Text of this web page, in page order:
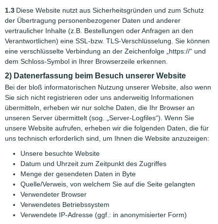
1.3 Diese Website nutzt aus Sicherheitsgründen und zum Schutz
der Übertragung personenbezogener Daten und anderer
vertraulicher Inhalte (z.B. Bestellungen oder Anfragen an den
Verantwortlichen) eine SSL-bzw. TLS-Verschlüsselung. Sie können
eine verschlüsselte Verbindung an der Zeichenfolge „https://“ und
dem Schloss-Symbol in Ihrer Browserzeile erkennen.
2) Datenerfassung beim Besuch unserer Website
Bei der bloß informatorischen Nutzung unserer Website, also wenn
Sie sich nicht registrieren oder uns anderweitig Informationen
übermitteln, erheben wir nur solche Daten, die Ihr Browser an
unseren Server übermittelt (sog. „Server-Logfiles“). Wenn Sie
unsere Website aufrufen, erheben wir die folgenden Daten, die für
uns technisch erforderlich sind, um Ihnen die Website anzuzeigen:
Unsere besuchte Website
Datum und Uhrzeit zum Zeitpunkt des Zugriffes
Menge der gesendeten Daten in Byte
Quelle/Verweis, von welchem Sie auf die Seite gelangten
Verwendeter Browser
Verwendetes Betriebssystem
Verwendete IP-Adresse (ggf.: in anonymisierter Form)